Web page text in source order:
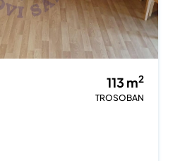
113 m2
TROSOBAN